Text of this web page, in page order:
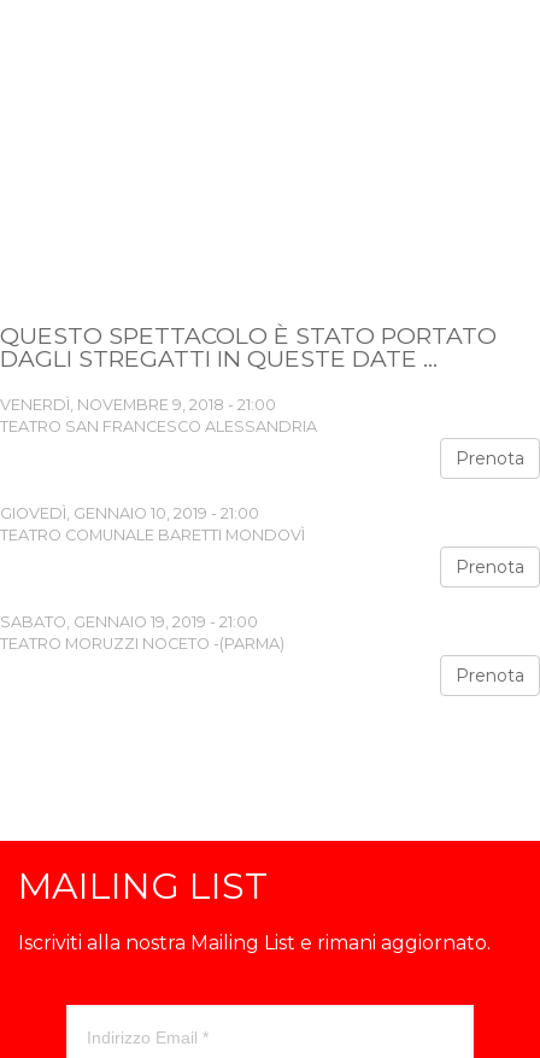
QUESTO SPETTACOLO È STATO PORTATO
DAGLI STREGATTI IN QUESTE DATE ...
VENERDÌ, NOVEMBRE 9, 2018 - 21:00
TEATRO SAN FRANCESCO ALESSANDRIA
Prenota
GIOVEDÌ, GENNAIO 10, 2019 - 21:00
TEATRO COMUNALE BARETTI MONDOVÌ
Prenota
SABATO, GENNAIO 19, 2019 - 21:00
TEATRO MORUZZI NOCETO -(PARMA)
Prenota
MAILING LIST
Iscriviti alla nostra Mailing List e rimani aggiornato.